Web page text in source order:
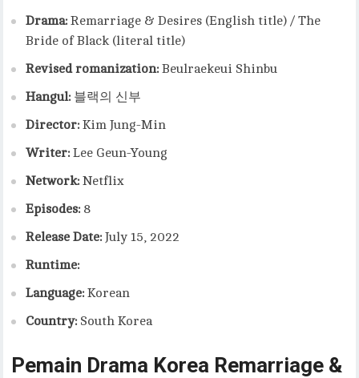
Drama:Remarriage & Desires (English title) / The
Bride of Black (literal title)
Revised romanization:Beulraekeui Shinbu
Hangul:블랙의 신부
Director:Kim Jung-Min
Writer:Lee Geun-Young
Network:Netflix
Episodes:8
Release Date:July 15, 2022
Runtime:
Language:Korean
Country:South Korea
Pemain Drama Korea Remarriage &